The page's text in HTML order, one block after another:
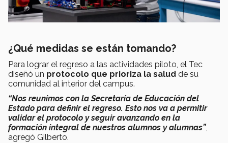
¿Qué medidas se están tomando?
Para lograr el regreso a las actividades piloto, el Tec
diseñó un protocolo que prioriza la salud de su
comunidad al interior del campus.
“Nos reunimos con la Secretaría de Educación del
Estado para definir el regreso. Esto nos va a permitir
validar el protocolo y seguir avanzando en la
formación integral de nuestros alumnos y alumnas”,
agregó Gilberto.